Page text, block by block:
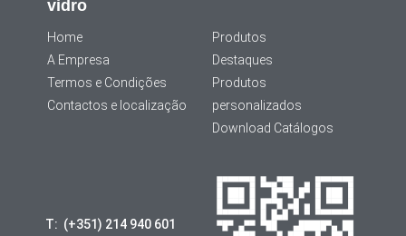
vidro
Home
A Empresa
Termos e Condições
Contactos e localização
Produtos
Destaques
Produtos
personalizados
Download Catálogos
T: (+351) 214 940 601